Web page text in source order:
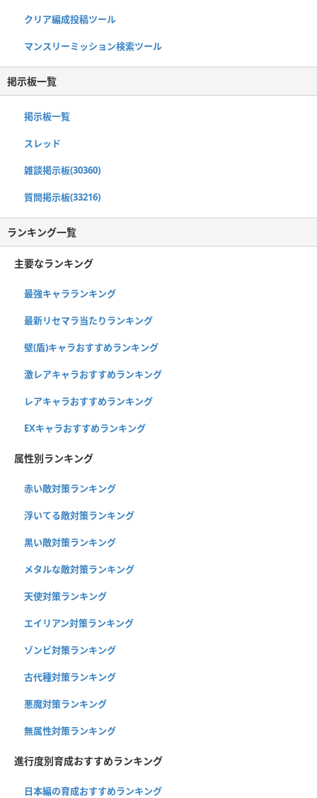
クリア編成投稿ツール
マンスリーミッション検索ツール
掲示板一覧
掲示板一覧
スレッド
雑談掲示板(30360)
質問掲示板(33216)
ランキング一覧
主要なランキング
最強キャラランキング
最新リセマラ当たりランキング
壁(盾)キャラおすすめランキング
激レアキャラおすすめランキング
レアキャラおすすめランキング
EXキャラおすすめランキング
属性別ランキング
赤い敵対策ランキング
浮いてる敵対策ランキング
黒い敵対策ランキング
メタルな敵対策ランキング
天使対策ランキング
エイリアン対策ランキング
ゾンビ対策ランキング
古代種対策ランキング
悪魔対策ランキング
無属性対策ランキング
進行度別育成おすすめランキング
日本編の育成おすすめランキング